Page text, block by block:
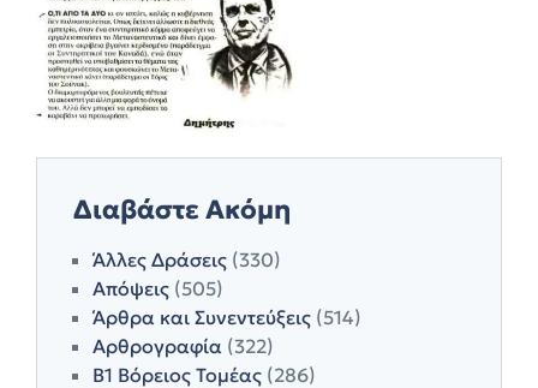
Διαβάστε Ακόμη
Άλλες Δράσεις (330)
Απόψεις (505)
Άρθρα και Συνεντεύξεις (514)
Αρθρογραφία (322)
Β1 Βόρειος Τομέας (286)